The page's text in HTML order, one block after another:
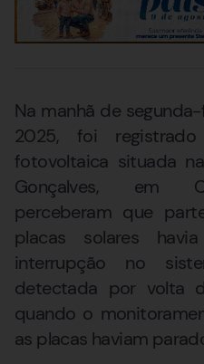
Na manhã de
2025, foi
fotovoltaica situada
Gonçalves, em
perceberam que
placas solares
interrupção no
detectada por volta
quando o
as placas haviam